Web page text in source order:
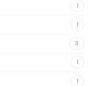
1
1
3
1
1